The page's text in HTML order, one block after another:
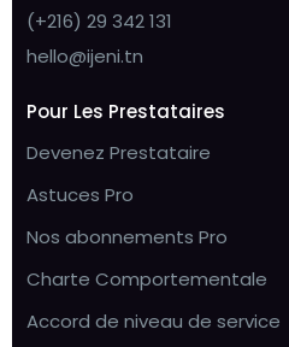
(+216) 29 342 131
hello@ijeni.tn
Pour Les Prestataires
Devenez Prestataire
Astuces Pro
Nos abonnements Pro
Charte Comportementale
Accord de niveau de service